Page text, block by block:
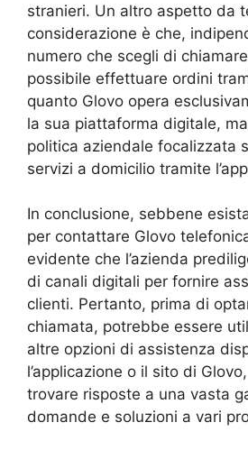
stranieri. Un altro aspetto da
considerazione è che,
numero che scegli di
possibile effettuare ordini
quanto Glovo opera
la sua piattaforma digitale,
politica aziendale focalizzata
servizi a domicilio tramite
In conclusione, sebbene
per contattare Glovo
evidente che l’azienda
di canali digitali per fornire
clienti. Pertanto, prima di
chiamata, potrebbe essere
altre opzioni di assistenza
l’applicazione o il sito di
trovare risposte a una vasta
domande e soluzioni a vari